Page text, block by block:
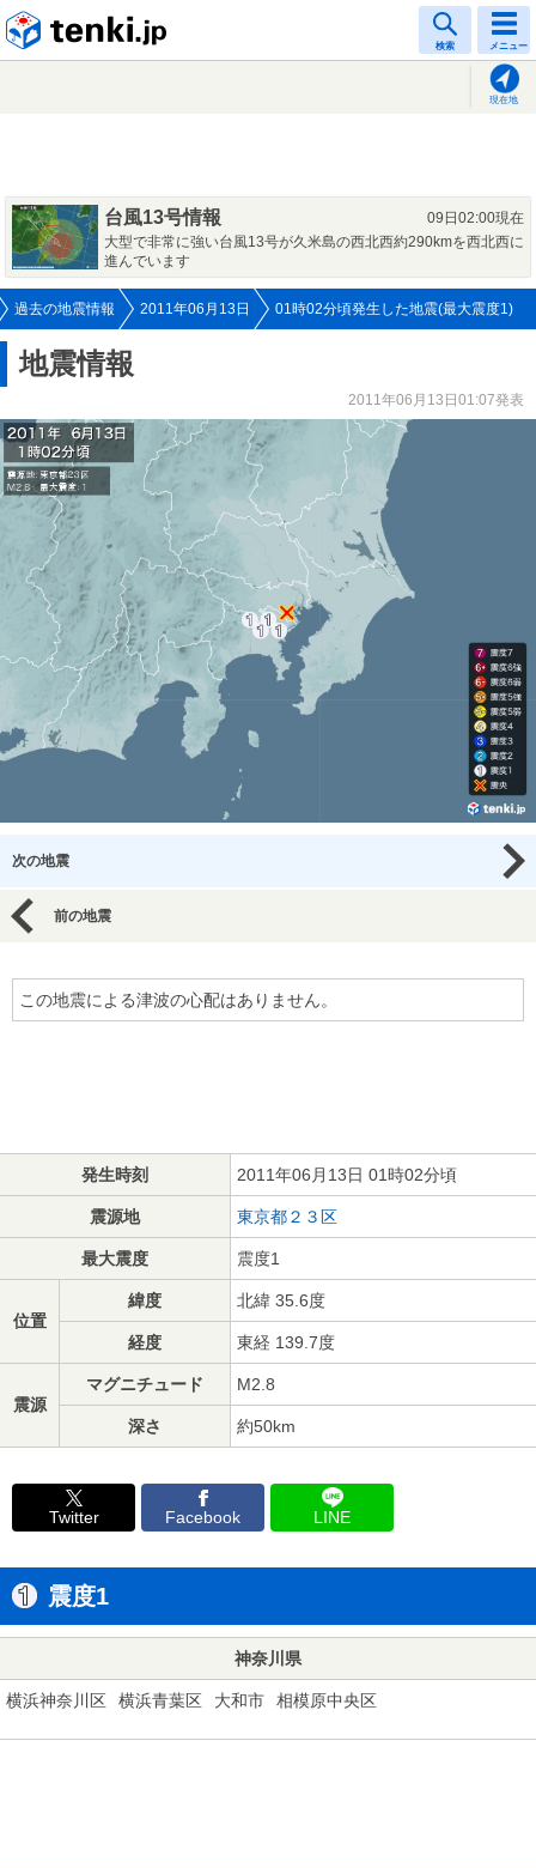
検索 メニュー
現在地
台風13号情報
09日02:00現在
大型で非常に強い台風13号が久米島の西北西約290kmを西北西に
進んでいます
過去の地震情報 2011年06月13日 01時02分頃発生した地震(最大震度1)
地震情報
2011年06月13日01:07発表
次の地震
前の地震
この地震による津波の心配はありません。
発生時刻 2011年06月13日 01時02分頃
震源地 東京都２３区
最大震度 震度1
位置
緯度 北緯 35.6度
経度 東経 139.7度
震源
マグニチュード M2.8
深さ 約50km
Twitter Facebook LINE
震度1
神奈川県
横浜神奈川区 横浜青葉区 大和市 相模原中央区